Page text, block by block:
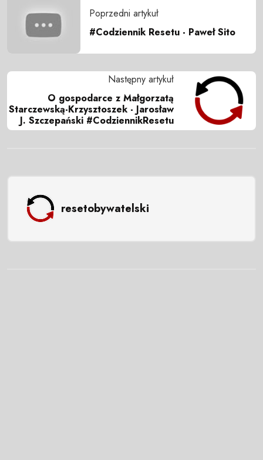
Poprzedni artykuł
#Codziennik Resetu - Paweł Sito
Następny artykuł
O gospodarce z Małgorzatą
Starczewską-Krzysztoszek - Jarosław
J. Szczepański #CodziennikResetu
resetobywatelski